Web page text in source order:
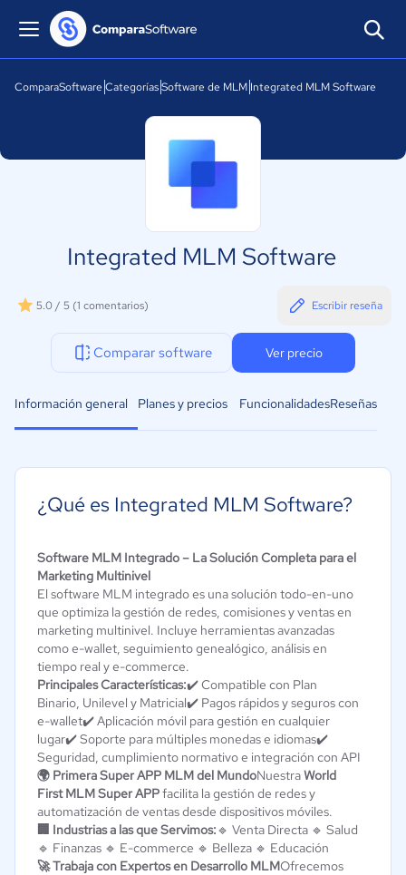
ComparaSoftware CategoríasSoftware de MLM Integrated MLM Software
Integrated MLM Software
5.0 / 5 (1 comentarios) Escribir reseña
Comparar software Ver precio
Información general Planes y precios FuncionalidadesReseñas
¿Qué es Integrated MLM Software?
Software MLM Integrado – La Solución Completa para el
Marketing Multinivel
El software MLM integrado es una solución todo-en-uno
que optimiza la gestión de redes, comisiones y ventas en
marketing multinivel. Incluye herramientas avanzadas
como e-wallet, seguimiento genealógico, análisis en
tiempo real y e-commerce.
Principales Características:✔️ Compatible con Plan
Binario, Unilevel y Matricial✔️ Pagos rápidos y seguros con
e-wallet✔️ Aplicación móvil para gestión en cualquier
lugar✔️ Soporte para múltiples monedas e idiomas✔️
Seguridad, cumplimiento normativo e integración con API
🌍 Primera Super APP MLM del MundoNuestraWorld
First MLM Super APPfacilita la gestión de redes y
automatización de ventas desde dispositivos móviles.
🏢 Industrias a las que Servimos:🔹 Venta Directa 🔹 Salud
🔹 Finanzas 🔹 E-commerce 🔹 Belleza 🔹 Educación
🚀 Trabaja con Expertos en Desarrollo MLMOfrecemos